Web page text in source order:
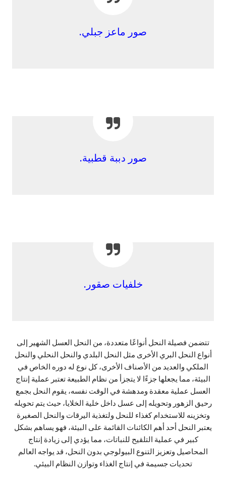
صور ماعز جبلي.
صور دببة قطبية.
خلفيات صقور .
تتضمن فصيلة النحل أنواعًا متعددة، من النحل العسل الشهير إلى
أنواع النحل البري الأخرى مثل النحل البلدي والنحل النحلي والنحل
الملكي والعديد من الأصناف الأخرى، كل نوع له دوره الخاص في
البيئة، مما يجعلها جزءًا لا يتجزأ من نظام الطبيعة تعتبر عملية إنتاج
العسل عملية معقدة ومدهشة في الوقت نفسه، يقوم النحل بجمع
رحيق الزهور وتحويله إلى عسل داخل خلية الخلايا، حيث يتم تحويله
وتخزينه للاستخدام كغذاء للنحل ولتغذية اليرقات والنحل الصغيرة
يعتبر النحل أحد أهم الكائنات القائمة على البيئة، فهو يساهم بشكل
كبير في عملية التلقيح للنباتات، مما يؤدي إلى زيادة إنتاج
المحاصيل وتعزيز التنوع البيولوجي بدون النحل، قد يواجه العالم
تحديات جسيمة في إنتاج الغذاء وتوازن النظام البيئي.